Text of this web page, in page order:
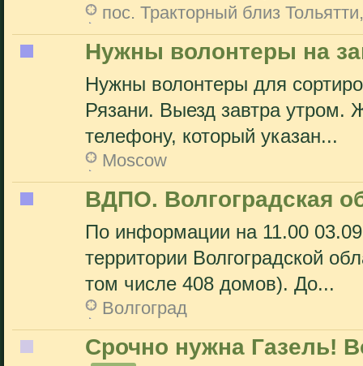
пос. Тракторный близ
Нужны волонтеры на
Нужны волонтеры для
Рязани. Выезд завтра
телефону, который указан...
Moscow
ВДПО. Волгоградская
По информации на 11.00
территории Волгоградской
том числе 408 домов). До...
Волгоград
Срочно нужна Газель!